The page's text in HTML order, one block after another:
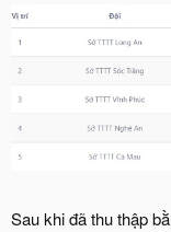
Sau khi đã thu thập